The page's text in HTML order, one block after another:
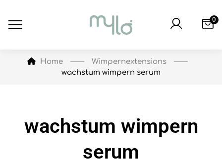
0
Home
Wimpernextensions
wachstum wimpern serum
wachstum wimpern
serum